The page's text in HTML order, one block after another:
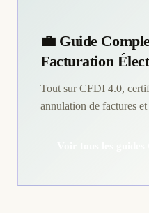
💼 Guide
Facturation
Tout sur CFDI 4.0,
annulation de factures